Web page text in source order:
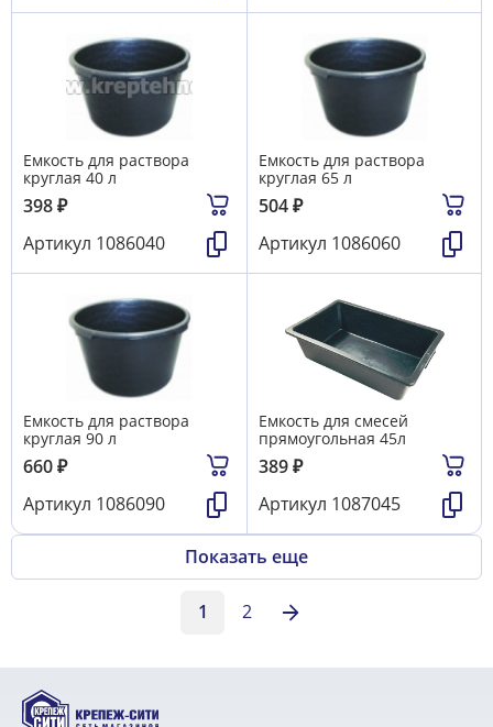
Емкость для раствора
круглая 40 л
398₽
Артикул 1086040
Емкость для раствора
круглая 65 л
504₽
Артикул 1086060
Емкость для раствора
круглая 90 л
660₽
Артикул 1086090
Емкость для смесей
прямоугольная 45л
389₽
Артикул 1087045
Показать еще
1 2